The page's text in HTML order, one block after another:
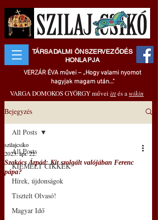
TÁRSADALMI ÖNSZERVEZŐDÉS
HONLAPJA
VERZÁR ÉVA művei – „Hogy valami nyomot
hagyjak magam után..."
VARGA DOMOKOS GYÖRGY művei ittés awikin
Bejegyzés
All Posts
KIEMELT CIKKEK
Hírek, újdonságok
Tisztelt Olvasó!
Magyar Idő
All Posts
Szakács Árpád: Kit szolgált valójában Ferenc
pápa?
szilajcsiko
2025. ápr. 22.